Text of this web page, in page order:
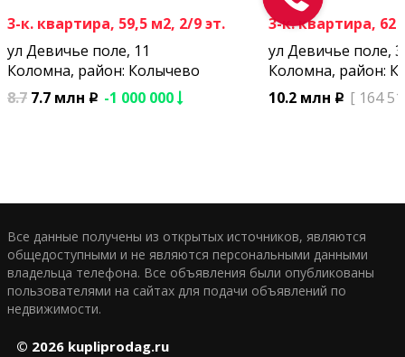
3-к. квартира, 59,5 м2, 2/9 эт.
ул Девичье поле, 11
Коломна, район: Колычево
8.7 7.7 млн p -1 000 000
3-к. квартира, 62
ул Девичье поле, 3
Коломна, район:
10.2 млн p [ 164
Все данные получены из открытых источников, являются
общедоступными и не являются персональными данными
владельца телефона. Все объявления были опубликованы
пользователями на сайтах для подачи объявлений по
недвижимости.
© 2026 kupliprodag.ru